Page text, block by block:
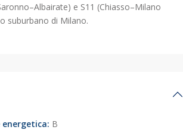
e S11 (Chiasso–Milano
suburbano di Milano.
energetica: B